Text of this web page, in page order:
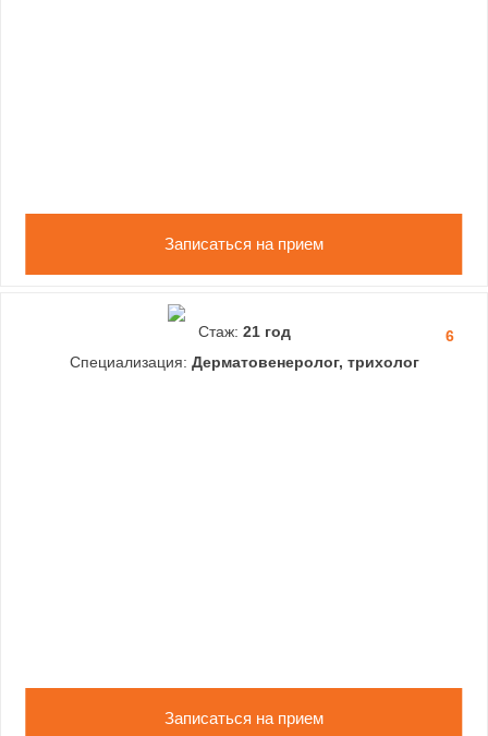
Записаться на прием
6
Стаж: 21 год
Специализация: Дерматовенеролог, трихолог
Записаться на прием